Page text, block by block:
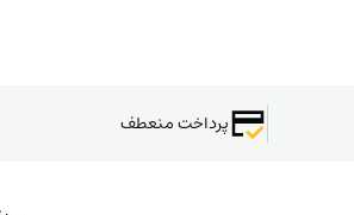
پرداخت منعطف